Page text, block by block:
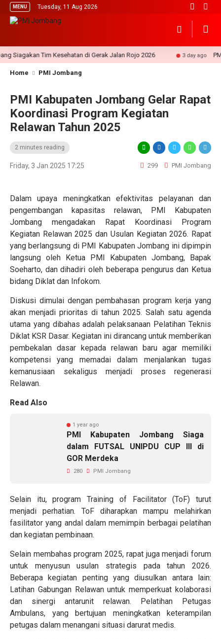
MENU Tuesday, 11 Aug 2026
Tim Kesehatan di Gerak Jalan Rojo 2026 3 day ago PMI
Home PMI Jombang
PMI Kabupaten Jombang Gelar Rapat
Koordinasi Program Kegiatan
Relawan Tahun 2025
2 minutes reading
Friday, 3 Jan 2025 17:25 299 PMI Jombang
Dalam upaya meningkatkan efektivitas pelayanan dan
pengembangan kapasitas relawan, PMI Kabupaten
Jombang mengadakan Rapat Koordinasi Program
Kegiatan Relawan 2025 dan Usulan Kegiatan 2026. Rapat
yang berlangsung di PMI Kabupaten Jombang ini dipimpin
langsung oleh Ketua PMI Kabupaten Jombang, Bapak
Soeharto, dan dihadiri oleh beberapa pengurus dan Ketua
bidang Diklat dan Infokom.
Diskusi dimulai dengan pembahasan program kerja yang
akan menjadi prioritas di tahun 2025. Salah satu agenda
utama yang dibahas adalah pelaksanaan Pelatihan Teknis
Diklat KSR Dasar. Kegiatan ini dirancang untuk memberikan
pembekalan dasar kepada relawan baru agar memiliki
kompetensi yang memadai dalam menjalankan tugas
kemanusiaan sekaligus menjadi proses regenerasi
Relawan.
Read Also
1 year ago
PMI Kabupaten Jombang Siaga
dalam FUTSAL UNIPDU CUP III di
GOR Merdeka
280 PMI Jombang
Selain itu, program Training of Facilitator (ToF) turut
menjadi perhatian. ToF diharapkan mampu melahirkan
fasilitator yang andal dalam memimpin berbagai pelatihan
dan kegiatan pembinaan.
Selain membahas program 2025, rapat juga menjadi forum
untuk menyusun usulan strategis pada tahun 2026.
Beberapa kegiatan penting yang diusulkan antara lain:
Latihan Gabungan Relawan untuk memperkuat kolaborasi
dan sinergi antarunit relawan. Pelatihan Petugas
Ambulans, yang bertujuan meningkatkan keterampilan
petugas dalam menangani situasi darurat medis.